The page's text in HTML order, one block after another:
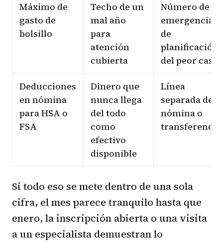
Máximo de
gasto de
bolsillo
Techo de un
mal año
para
atención
cubierta
Número de
emergencia o
de
planificación
del peor caso
Deducciones
en nómina
para HSA o
FSA
Dinero que
nunca llega
del todo
como
efectivo
disponible
Línea
separada de
nómina o
transferencia
Si todo eso se mete dentro de una sola
cifra, el mes parece tranquilo hasta que
enero, la inscripción abierta o una visita
a un especialista demuestran lo